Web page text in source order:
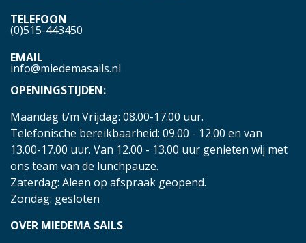
TELEFOON
(0)515-443450
EMAIL
info@miedemasails.nl
OPENINGSTIJDEN:
Maandag t/m Vrijdag: 08.00-17.00 uur.
Telefonische bereikbaarheid: 09.00 - 12.00 en van
13.00-17.00 uur. Van 12.00 - 13.00 uur genieten wij met
ons team van de lunchpauze.
Zaterdag: Aleen op afspraak geopend.
Zondag: gesloten
OVER MIEDEMA SAILS